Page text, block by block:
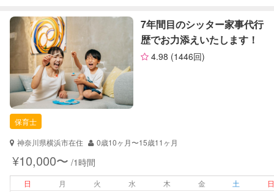
7年間目のシッター家事代行
歴でお力添えいたします！
4.98 (1446回)
保育士
神奈川県横浜市在住
0歳10ヶ月〜15歳11ヶ月
¥10,000〜 /1時間
日 月 火 水 木 金 土